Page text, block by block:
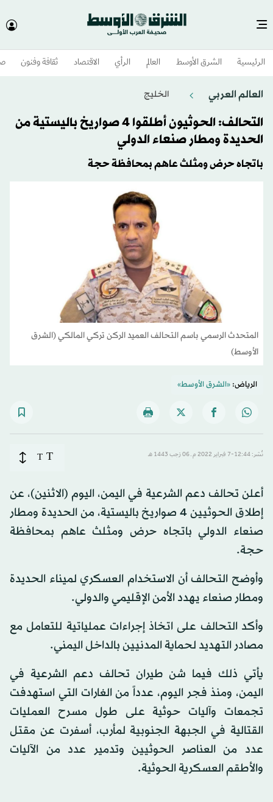
الرئيسية الشرق الأوسط​ العالم الرأي الاقتصاد ثقافة وفنون
العالم العربي الخليج
التحالف: الحوثيون أطلقوا 4 صواريخ باليستية من
الحديدة ومطار صنعاء الدولي
باتجاه حرض ومثلث عاهم بمحافظة حجة
المتحدث الرسمي باسم التحالف العميد الركن تركي المالكي (الشرق
الأوسط)
الرياض:«الشرق الأوسط»
نُشر: 12:44-7 فبراير 2022 م ـ 06 رَجب 1443 هـ T
T
أعلن تحالف دعم الشرعية في اليمن، اليوم (الاثنين)، عن
إطلاق الحوثيين 4 صواريخ باليستية، من الحديدة ومطار
صنعاء الدولي باتجاه حرض ومثلث عاهم بمحافظة
حجة.
وأوضح التحالف أن الاستخدام العسكري لميناء الحديدة
ومطار صنعاء يهدد الأمن الإقليمي والدولي.
وأكد التحالف على اتخاذ إجراءات عملياتية للتعامل مع
مصادر التهديد لحماية المدنيين بالداخل اليمني.
يأتي ذلك فيما شن طيران تحالف دعم الشرعية في
اليمن، ومنذ فجر اليوم، عدداً من الغارات التي استهدفت
تجمعات وآليات حوثية على طول مسرح العمليات
القتالية في الجبهة الجنوبية لمأرب، أسفرت عن مقتل
عدد من العناصر الحوثيين وتدمير عدد من الآليات
والأطقم العسكرية الحوثية.